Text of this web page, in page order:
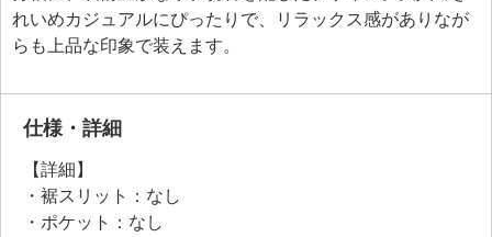
れいめカジュアルにぴったりで、リラックス感がありなが
らも上品な印象で装えます。
仕様・詳細
【詳細】
・裾スリット：なし
・ポケット：なし